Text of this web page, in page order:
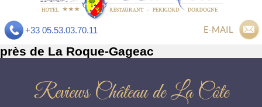
+33 05.53.03.70.11 E-MAIL
près de La Roque-Gageac
Reviews Château de La Côte